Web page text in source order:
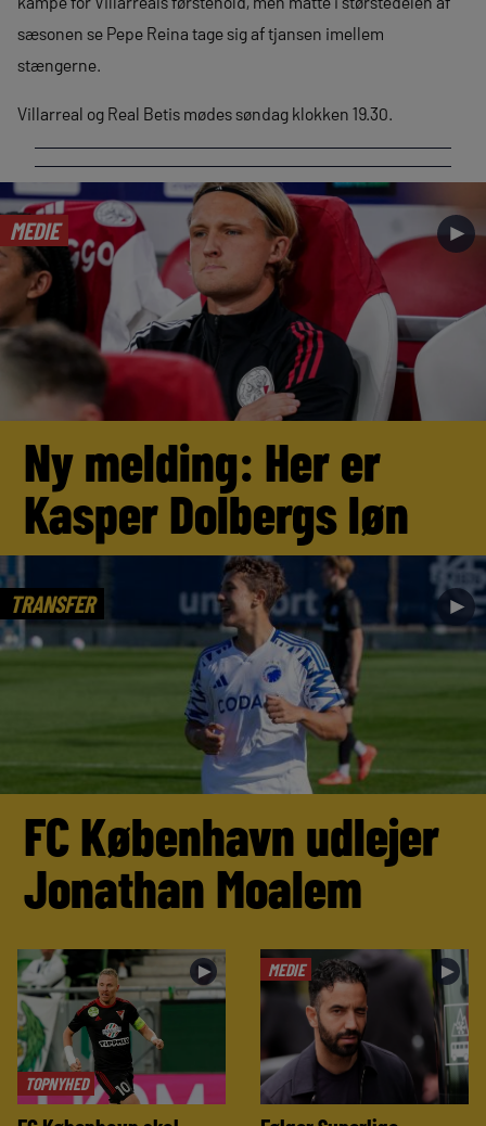
sæsonen se Pepe Reina tage sig af tjansen imellem
stængerne.
Villarreal og Real Betis mødes søndag klokken 19.30.
MEDIE ►
Ny melding: Her er
Kasper Dolbergs løn
TRANSFER ►
FC København udlejer
Jonathan Moalem
TOPNYHED
► MEDIE ►